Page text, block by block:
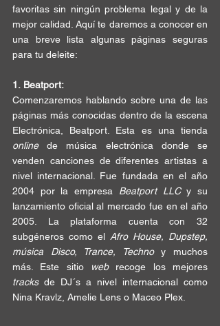
favoritas sin ningún problema legal y de la
mejor calidad. Aquí te daremos a conocer en
una breve lista algunas páginas seguras
para tu deleite:
1. Beatport:
páginas más conocidas dentro de la escena
Electrónica, Beatport
online de música electrónica donde se
venden canciones
nivel internacional . Fue fundada en el año
2004 por la empresa Beatport LLC y su
lanzamiento oficial al mercado fue en el año
2005. La plataforma cuenta con 32
subgéneros como el Afro House, Dupstep,
música Disco, Trance, Techno y muchos
más. Este sitio
web
tracks de DJ´s a nivel internacional como
Nina Kravlz Amelie Lens o Maceo Plex